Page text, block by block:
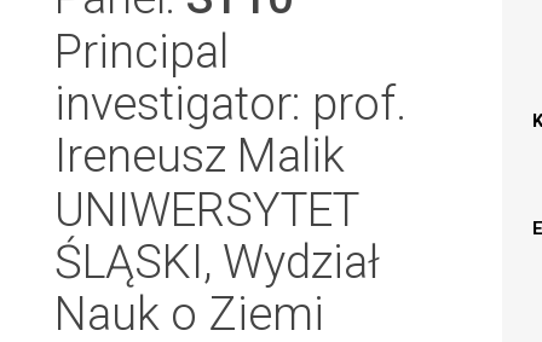
Principal
investigator: prof.
Ireneusz Malik
UNIWERSYTET
ŚLĄSKI, Wydział
Nauk o Ziemi